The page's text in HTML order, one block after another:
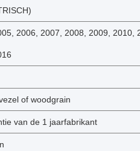
2006, 2007, 2008, 2009, 2010,
of woodgrain
van de 1 jaarfabrikant